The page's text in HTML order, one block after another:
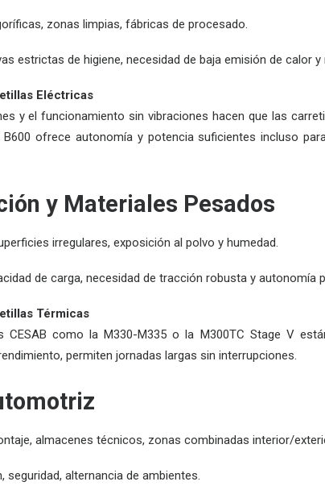
zonas limpias, fábricas de procesado.
estrictas de higiene, necesidad de baja emisión de calor y
Eléctricas
y el funcionamiento sin vibraciones hacen que las
B600 ofrece autonomía y potencia suficientes incluso
y Materiales Pesados
irregulares, exposición al polvo y humedad.
de carga, necesidad de tracción robusta y autonomía
Térmicas
CESAB como laM330-M335 o la M300TC Stage V
permiten jornadas largas sin interrupciones.
almacenes técnicos, zonas combinadas interior/
seguridad, alternancia de ambientes.